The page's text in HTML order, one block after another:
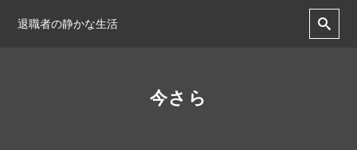
退職者の静かな生活
今さら